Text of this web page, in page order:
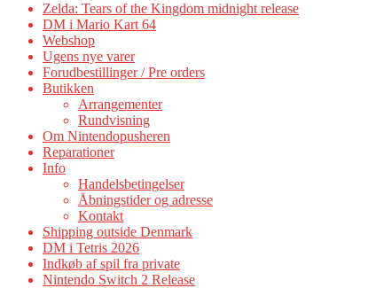
Zelda: Tears of the Kingdom midnight release
DM i Mario Kart 64
Webshop
Ugens nye varer
Forudbestillinger / Pre orders
Butikken
Arrangementer
Rundvisning
Om Nintendopusheren
Reparationer
Info
Handelsbetingelser
Åbningstider og adresse
Kontakt
Shipping outside Denmark
DM i Tetris 2026
Indkøb af spil fra private
Nintendo Switch 2 Release